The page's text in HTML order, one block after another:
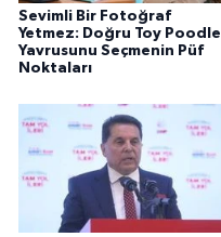
Sevimli Bir Fotoğraf
Yetmez: Doğru Toy Poodle
Yavrusunu Seçmenin Püf
Noktaları